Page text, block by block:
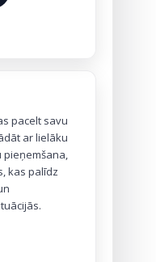
pacelt savu
ar lielāku
kas palīdz